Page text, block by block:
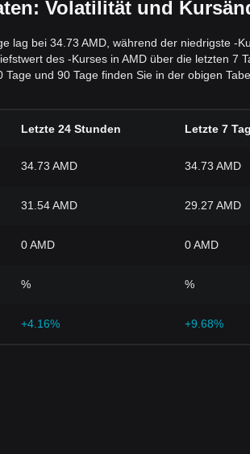
Volatilität und
lag bei 34.73 AMD, während der niedrigste -
des -Kurses in AMD über die letzten 7
und 90 Tage finden Sie in der obigen
Letzte 24 Stunden Letzte 7
34.73 AMD 34.73 AMD
31.54 AMD 29.27 AMD
0 AMD 0 AMD
% %
+4.16% +9.68%